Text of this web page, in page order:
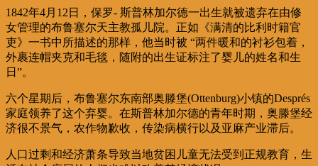
1842年4月12日，保罗- 斯普林加尔德一出生就被遗弃在由修
女管理的布鲁塞尔天主教孤儿院。正如《满清的比利时籍官
吏》一书中所描述的那样，他当时被 “两件暖和的衬衫包着，
外裹连帽夹克和毛毯，随附的出生证标注了婴儿的姓名和生
日”。
六个星期后，布鲁塞尔东南部奥滕堡(Ottenburg)小镇的Després
家庭领养了这个弃婴。在斯普林加尔德的青年时期，奥滕堡经
济很不景气，农作物歉收，传染病横行以及亚麻产业滞后。
人口过剩和经济萧条导致当地贫困儿童无法受到正规教育，生